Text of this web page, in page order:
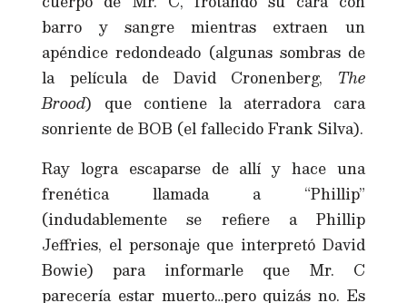
barro y sangre mientras extraen un
apéndice redondeado (algunas sombras de
la película de David Cronenberg, The
Brood) que contiene la aterradora cara
sonriente de BOB (el fallecido Frank Silva).
Ray logra escaparse de allí y hace una
frenética llamada a “Phillip”
(indudablemente se refiere a Phillip
Jeffries, el personaje que interpretó David
Bowie) para informarle que Mr. C
parecería estar muerto…pero quizás no. Es